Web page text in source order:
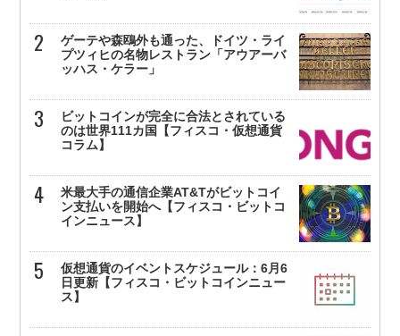
ゲーテや森鴎外も通った、ドイツ・ライ
プツィヒの名物レストラン「アウアーバ
ッハス・ケラー」
ビットコインが完全に合法とされている
のは世界111カ国【フィスコ・仮想通貨
コラム】
米最大手の通信企業AT&Tがビットコイ
ン支払いを開始へ【フィスコ・ビットコ
インニュース】
仮想通貨のイベントスケジュール：6月6
日更新【フィスコ・ビットコインニュー
ス】